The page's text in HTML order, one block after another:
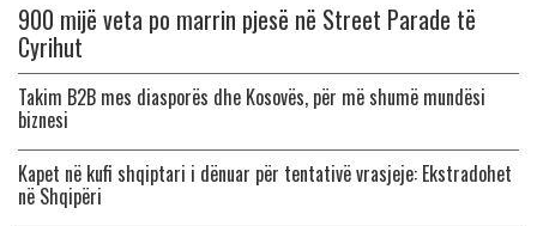
900 mijë veta po marrin pjesë në Street Parade të
Cyrihut
Takim B2B mes diasporës dhe Kosovës, për më shumë mundësi
biznesi
Kapet në kufi shqiptari i dënuar për tentativë vrasjeje: Ekstradohet
në Shqipëri